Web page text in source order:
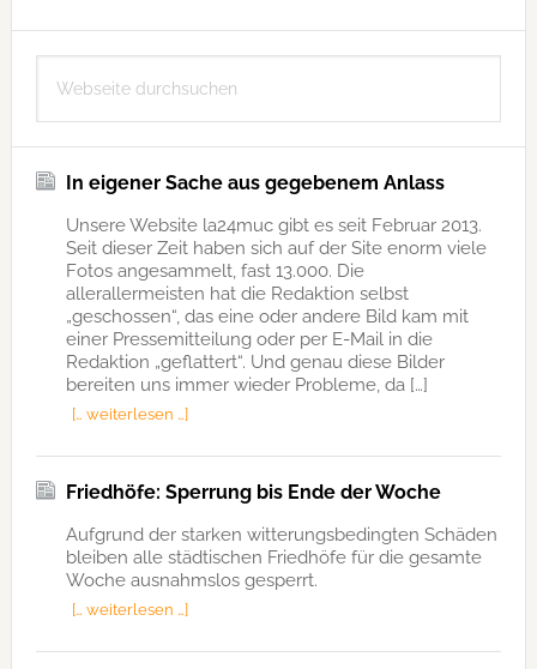
Seitenspalte
durchsuchen
In eigener Sache aus gegebenem Anlass
Unsere Website la24muc gibt es seit Februar 2013.
Seit dieser Zeit haben sich auf der Site enorm viele
Fotos angesammelt, fast 13.000. Die
allerallermeisten hat die Redaktion selbst
„geschossen“, das eine oder andere Bild kam mit
einer Pressemitteilung oder per E-Mail in die
Redaktion „geflattert“. Und genau diese Bilder
bereiten uns immer wieder Probleme, da […]
[… weiterlesen …]
Friedhöfe: Sperrung bis Ende der Woche
Aufgrund der starken witterungsbedingten Schäden
bleiben alle städtischen Friedhöfe für die gesamte
Woche ausnahmslos gesperrt.
[… weiterlesen …]